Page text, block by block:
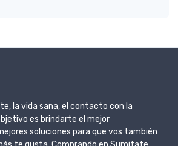
la vida sana, el contacto con la
es brindarte el mejor
soluciones para que vos también